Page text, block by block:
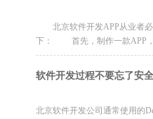
北京软件开发APP从业者
下： 首先，制作一款APP，
软件开发过程不要忘了安
北京软件开发公司通常使用的